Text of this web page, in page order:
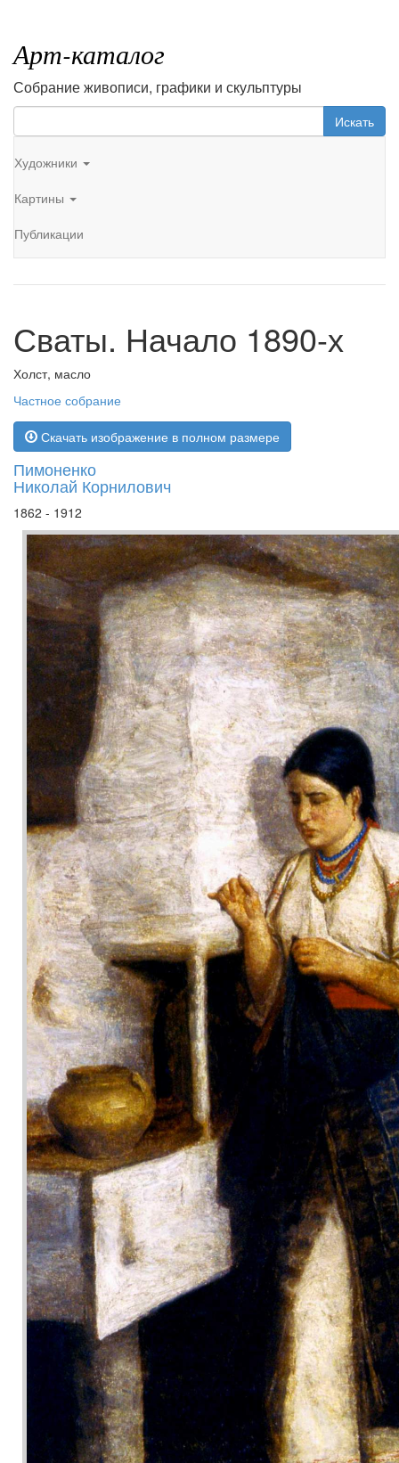
Арт-каталог
Собрание живописи, графики и скульптуры
Искать
Художники
Картины
Публикации
Сваты. Начало 1890-х
Холст, масло
Частное собрание
Скачать изображение в полном размере
Пимоненко
Николай Корнилович
1862 - 1912